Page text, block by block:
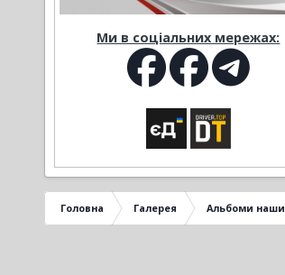
Ми в соціальних мережах:
Головна Галерея Альбоми